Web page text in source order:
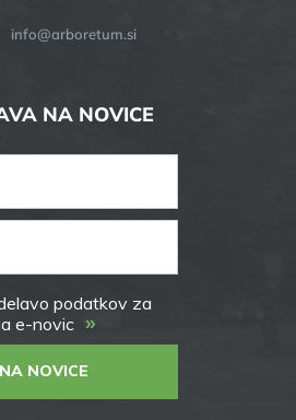
info@arboretum.si
NA NOVICE
podatkov za
e-novic »
NOVICE